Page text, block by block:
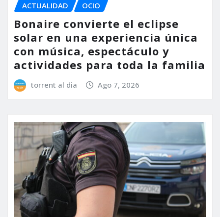
ACTUALIDAD OCIO
Bonaire convierte el eclipse
solar en una experiencia única
con música, espectáculo y
actividades para toda la familia
torrent al dia Ago 7, 2026